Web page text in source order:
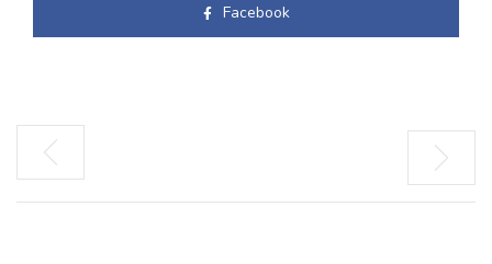
Facebook